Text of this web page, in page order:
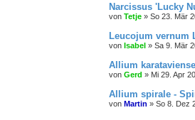
Narcissus 'Lucky
von Tetje » So 23. Mär
Leucojum vernum
von Isabel » Sa 9. Mär
Allium
von Gerd » Mi 29. Apr
Allium spirale -
von Martin » So 8. Dez